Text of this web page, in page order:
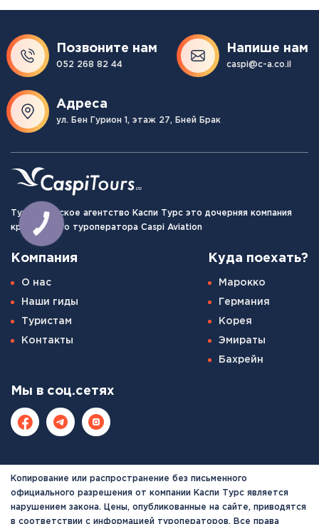
Позвоните нам
052 268 82 44
Напише нам
caspi@c-a.co.il
Адреса
ул. Бен Гурион 1, этаж 27, Бней Брак
Туристическое агентство Каспи Турс это дочерняя компания
крупнейшего туроператора Caspi Aviation
Компания
О нас
Наши гиды
Туристам
Контакты
Куда поехать?
Марокко
Германия
Корея
Эмираты
Бахрейн
Мы в соц.сетях
Копирование или распространение без письменного
официального разрешения от компании Каспи Турс является
нарушением закона. Цены, опубликованные на сайте, приводятся
в соответствии с информацией туроператоров. Все права